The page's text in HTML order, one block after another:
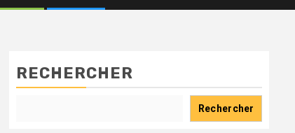
RECHERCHER
Rechercher